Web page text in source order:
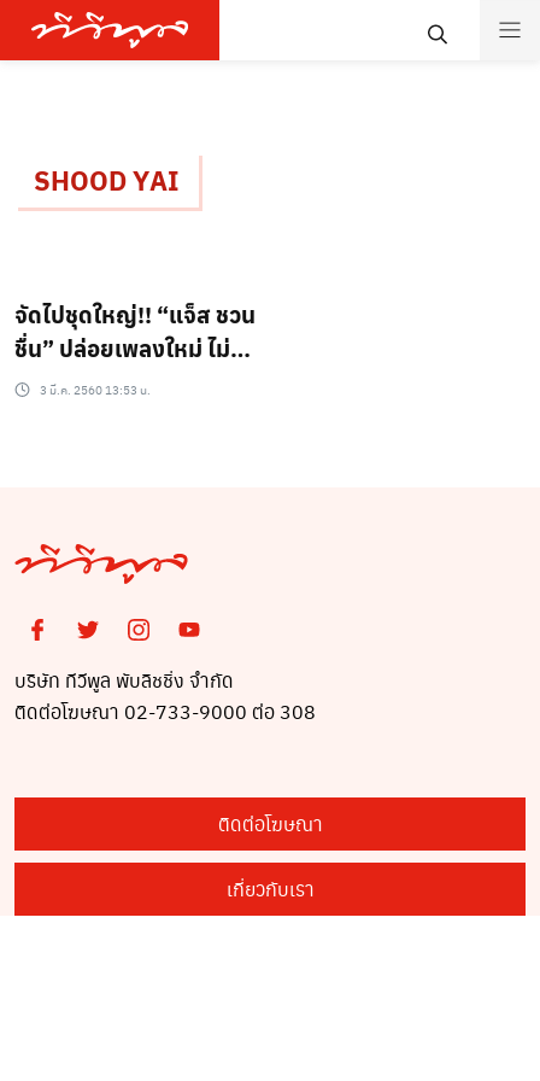
SHOOD YAI
จัดไปชุดใหญ่!! “แจ็ส ชวน
ชื่น” ปล่อยเพลงใหม่ ไม่
แดนซ์ไม่ได้แล้ว (ชมคลิป)
3 มี.ค. 2560 13:53 น.
บริษัท ทีวีพูล พับลิชชิ่ง จำกัด
ติดต่อโฆษณา 02-733-9000 ต่อ 308
ติดต่อโฆษณา
เกี่ยวกับเรา